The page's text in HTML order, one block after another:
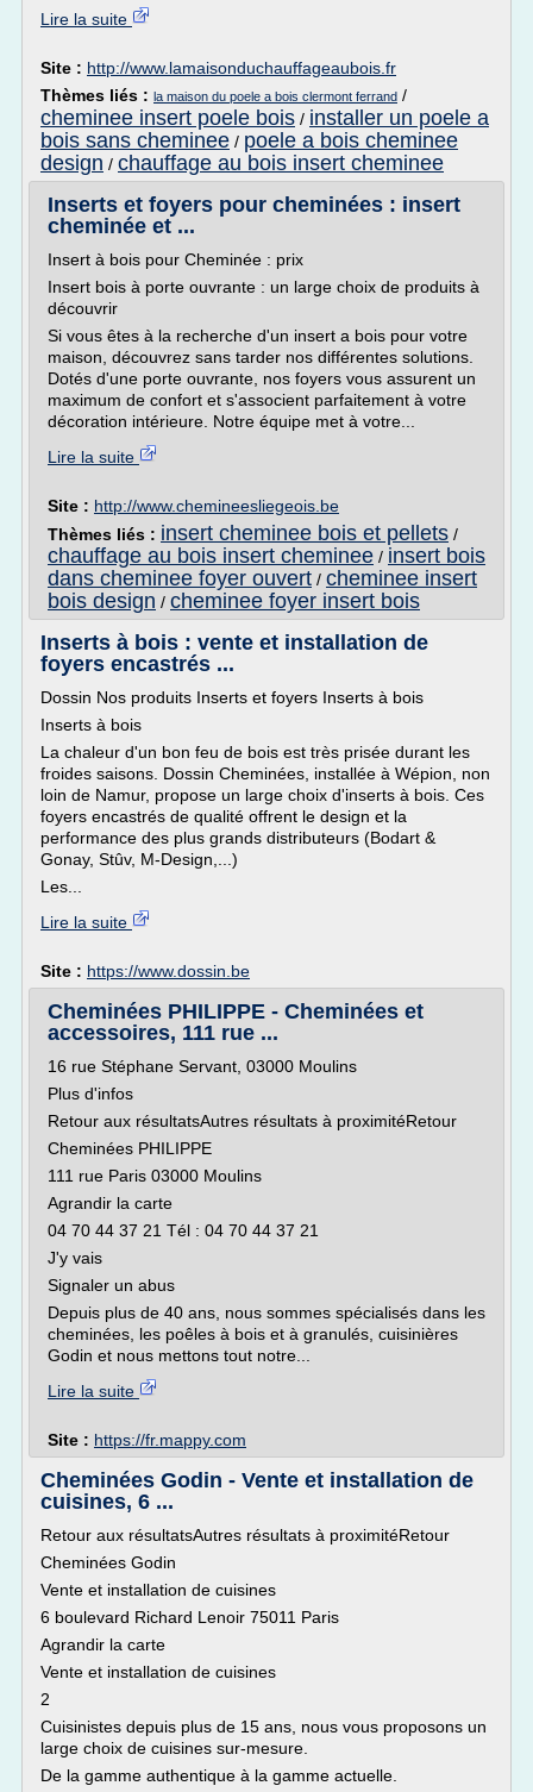
Lire la suite
Site : http://www.lamaisonduchauffageaubois.fr
Thèmes liés : la maison du poele a bois clermont ferrand /
cheminee insert poele bois / installer un poele a
bois sans cheminee / poele a bois cheminee
design / chauffage au bois insert cheminee
Inserts et foyers pour cheminées : insert
cheminée et ...
Insert à bois pour Cheminée : prix
Insert bois à porte ouvrante : un large choix de produits à
découvrir
Si vous êtes à la recherche d'un insert a bois pour votre
maison, découvrez sans tarder nos différentes solutions.
Dotés d'une porte ouvrante, nos foyers vous assurent un
maximum de confort et s'associent parfaitement à votre
décoration intérieure. Notre équipe met à votre...
Lire la suite
Site : http://www.chemineesliegeois.be
Thèmes liés : insert cheminee bois et pellets /
chauffage au bois insert cheminee / insert bois
dans cheminee foyer ouvert / cheminee insert
bois design / cheminee foyer insert bois
Inserts à bois : vente et installation de
foyers encastrés ...
Dossin Nos produits Inserts et foyers Inserts à bois
Inserts à bois
La chaleur d'un bon feu de bois est très prisée durant les
froides saisons. Dossin Cheminées, installée à Wépion, non
loin de Namur, propose un large choix d'inserts à bois. Ces
foyers encastrés de qualité offrent le design et la
performance des plus grands distributeurs (Bodart &
Gonay, Stûv, M-Design,...)
Les...
Lire la suite
Site : https://www.dossin.be
Cheminées PHILIPPE - Cheminées et
accessoires, 111 rue ...
16 rue Stéphane Servant, 03000 Moulins
Plus d'infos
Retour aux résultatsAutres résultats à proximitéRetour
Cheminées PHILIPPE
111 rue Paris 03000 Moulins
Agrandir la carte
04 70 44 37 21 Tél : 04 70 44 37 21
J'y vais
Signaler un abus
Depuis plus de 40 ans, nous sommes spécialisés dans les
cheminées, les poêles à bois et à granulés, cuisinières
Godin et nous mettons tout notre...
Lire la suite
Site : https://fr.mappy.com
Cheminées Godin - Vente et installation de
cuisines, 6 ...
Retour aux résultatsAutres résultats à proximitéRetour
Cheminées Godin
Vente et installation de cuisines
6 boulevard Richard Lenoir 75011 Paris
Agrandir la carte
Vente et installation de cuisines
2
Cuisinistes depuis plus de 15 ans, nous vous proposons un
large choix de cuisines sur-mesure.
De la gamme authentique à la gamme actuelle.